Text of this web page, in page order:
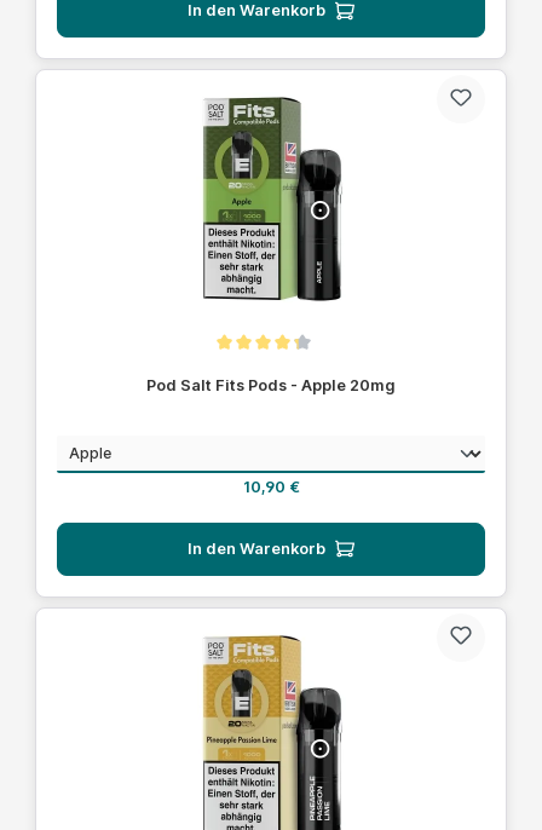
In den Warenkorb
Pod Salt Fits Pods - Apple 20mg
Geschmack
Regulärer Preis:
10,90 €
In den Warenkorb